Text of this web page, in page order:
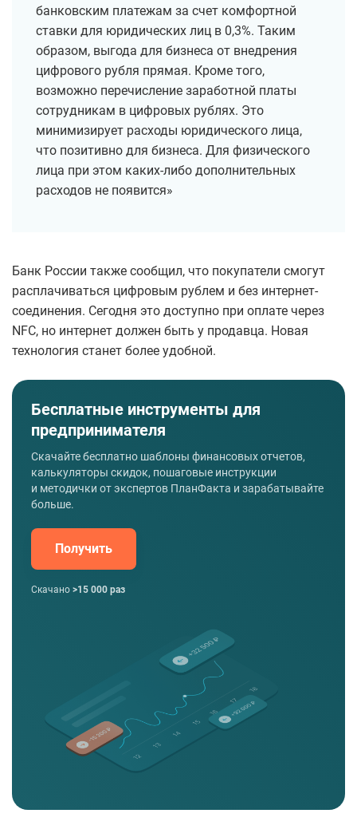
банковским платежам за счет комфортной
ставки для юридических лиц в 0,3%. Таким
образом, выгода для бизнеса от внедрения
цифрового рубля прямая. Кроме того,
возможно перечисление заработной платы
сотрудникам в цифровых рублях. Это
минимизирует расходы юридического лица,
что позитивно для бизнеса. Для физического
лица при этом каких-либо дополнительных
расходов не появится»
Банк России также сообщил, что покупатели смогут
расплачиваться цифровым рублем и без интернет-
соединения. Сегодня это доступно при оплате через
NFC, но интернет должен быть у продавца. Новая
технология станет более удобной.
Бесплатные инструменты для
предпринимателя
Скачайте бесплатно шаблоны финансовых отчетов,
калькуляторы скидок, пошаговые инструкции
и методички от экспертов ПланФакта и зарабатывайте
больше.
Получить
Скачано >15 000 раз